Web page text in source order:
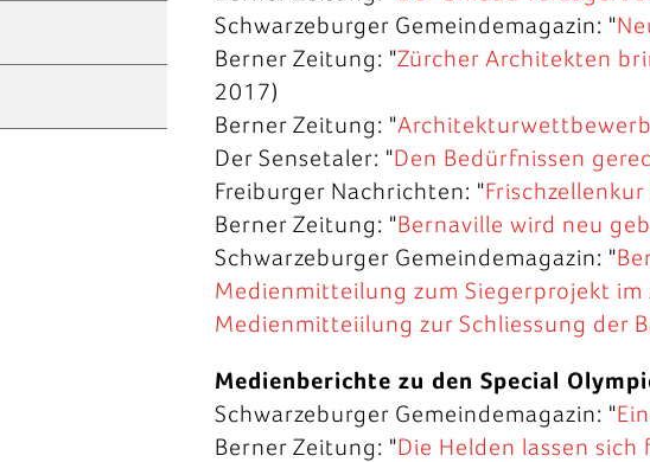
Schwarzeburger Gemeindemagazin: "
Berner Zeitung: "Zürcher Architekten
2017)
Berner Zeitung: "
Der Sensetaler: "Den Bedürfnissen
Freiburger Nachrichten: "
Berner Zeitung: "Bernaville wird neu
Schwarzeburger Gemeindemagazin: "
Medienmitteilung zum Siegerprojekt
Medienmitteiilung zur Schliessung der
Medienberichte zu den Special
Schwarzeburger Gemeindemagazin: "
Berner Zeitung: "Die Helden lassen sich